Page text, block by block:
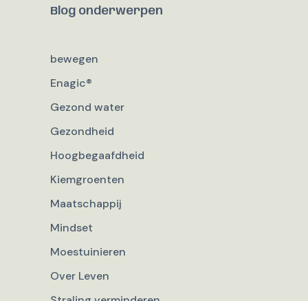
Blog onderwerpen
bewegen
Enagic®
Gezond water
Gezondheid
Hoogbegaafdheid
Kiemgroenten
Maatschappij
Mindset
Moestuinieren
Over Leven